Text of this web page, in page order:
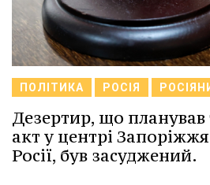
ПОЛІТИКА РОСІЯ
Дезертир, що
акт у центрі
Росії, був засуджений.